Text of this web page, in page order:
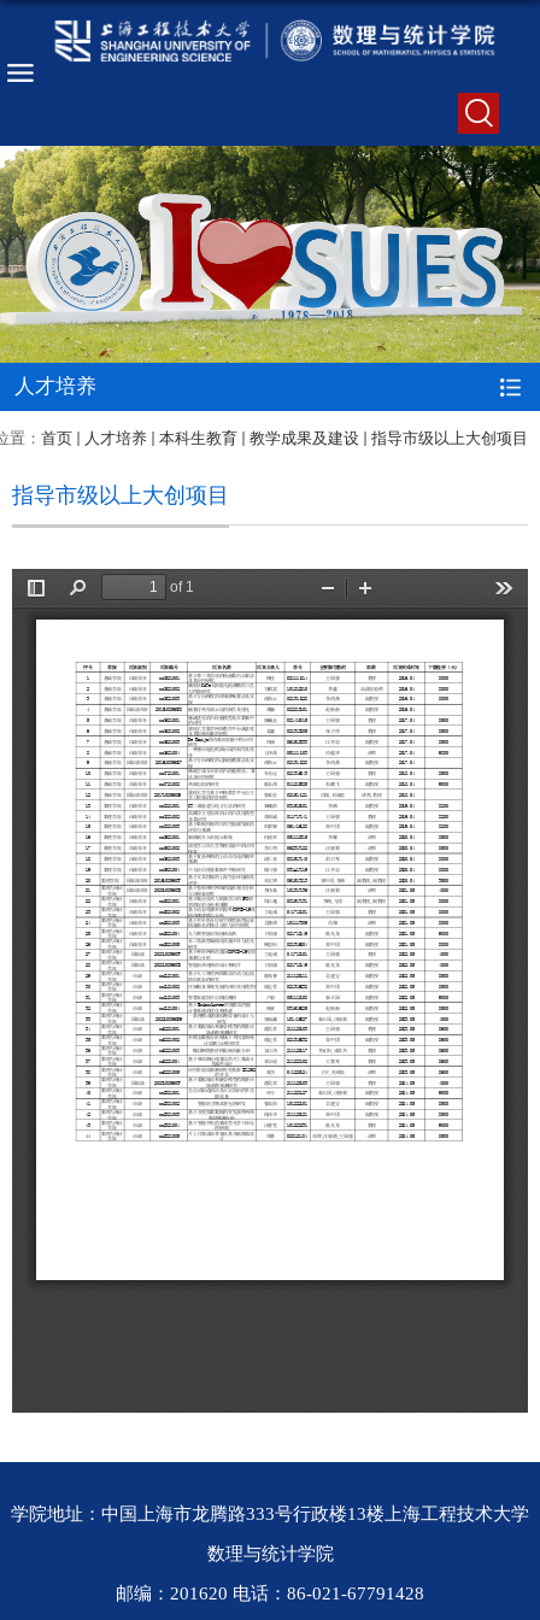
人才培养
置： 首页 人才培养 本科生教育 教学成果及建设 指导市级以上大创项目
指导市级以上大创项目
学院地址：中国上海市龙腾路333号行政楼13楼上海工程技术大学
数理与统计学院
邮编：201620 电话：86-021-67791428